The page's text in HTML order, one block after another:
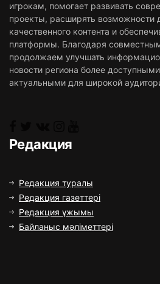
игрокам, помогает развивать
проекты, расширять возможности
качественного контента и
платформы. Благодаря
продолжаем улучшать
новости региона более
актуальными для широкой
Редакция
Редакция туралы
Редакция газеттері
Редакция ұжымы
Байланыс мәліметтері